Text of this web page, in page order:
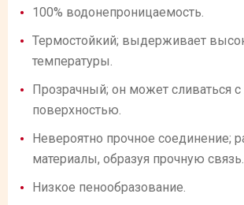
100% водонепроницаемость.
Термостойкий; выдерживает
температуры.
Прозрачный; он может сливаться
поверхностью.
Невероятно прочное соединение;
материалы, образуя прочную связь.
Низкое пенообразование.